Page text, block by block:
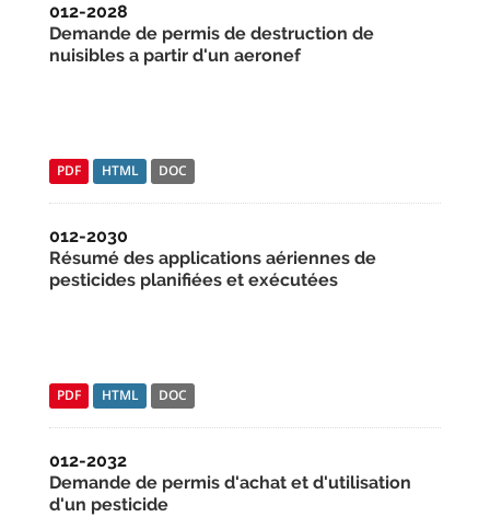
012-2028
Demande de permis de destruction de
nuisibles a partir d'un aeronef
PDF HTML DOC
012-2030
Résumé des applications aériennes de
pesticides planifiées et exécutées
PDF HTML DOC
012-2032
Demande de permis d'achat et d'utilisation
d'un pesticide